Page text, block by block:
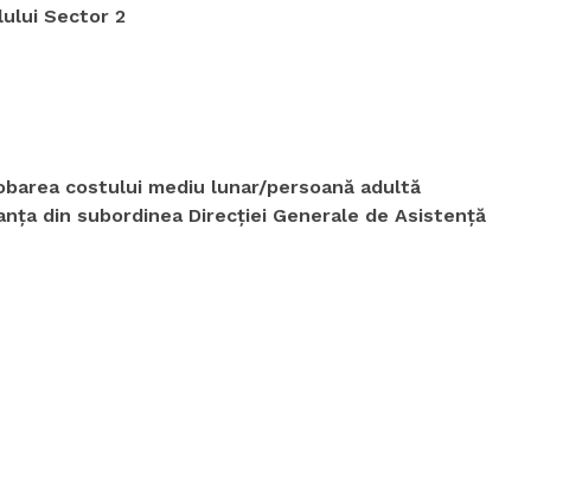
Sector 2
costului mediu lunar/persoană adultă
din subordinea Direcţiei Generale de Asistenţă